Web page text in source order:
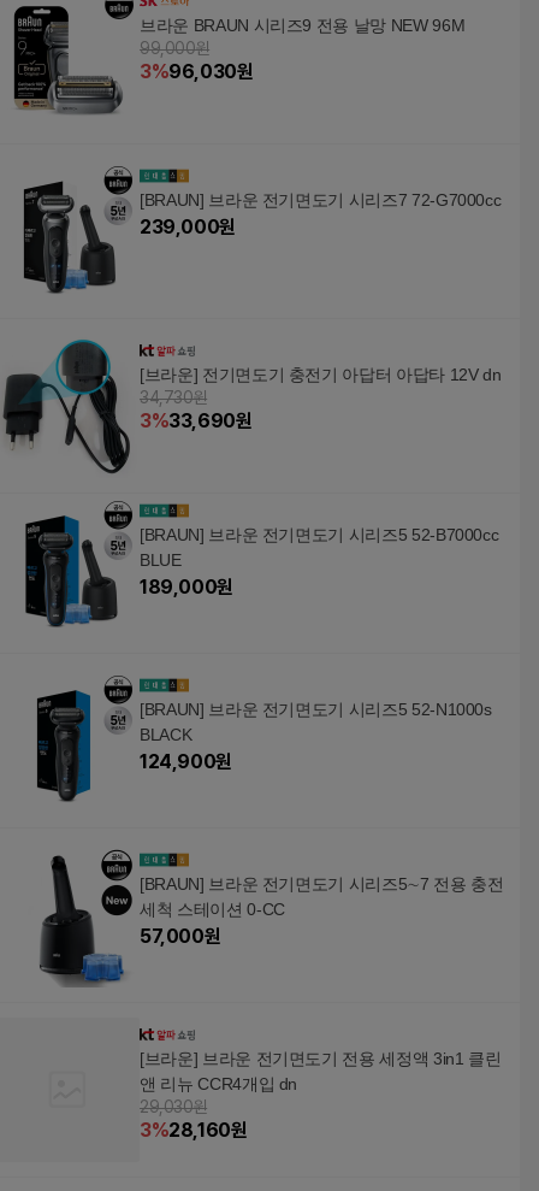
브라운 BRAUN 시리즈9 전용 날망 NEW 96M
99,000원
3%96,030원
[BRAUN] 브라운 전기면도기 시리즈7 72-G7000cc
239,000원
[브라운] 전기면도기 충전기 아답터 아답타 12V dn
34,730원
3%33,690원
[BRAUN] 브라운 전기면도기 시리즈5 52-B7000cc
BLUE
189,000원
[BRAUN] 브라운 전기면도기 시리즈5 52-N1000s
BLACK
124,900원
[BRAUN] 브라운 전기면도기 시리즈5∼7 전용 충전
세척 스테이션 0-CC
57,000원
[브라운] 브라운 전기면도기 전용 세정액 3in1 클린
앤 리뉴 CCR4개입 dn
29,030원
3%28,160원